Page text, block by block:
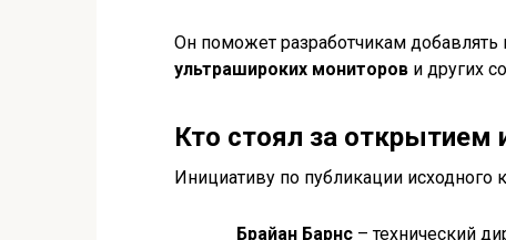
Он поможет разработчикам
ультрашироких мониторов и других
Кто стоял за открытием
Инициативу по публикации исходного
Брайан Барнс – технический